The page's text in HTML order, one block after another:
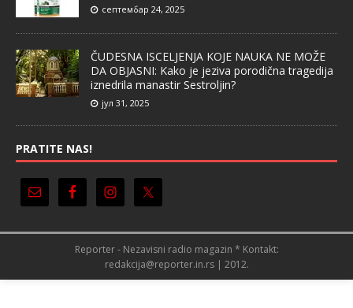
септембар 24, 2025
ČUDESNA ISCELJENJA KOJE NAUKA NE MOŽE
DA OBJASNI: Kako je jeziva porodična tragedija
iznedrila manastir Sestroljin?
јул 31, 2025
PRATITE NAS!
Reporter - Nezavisni radio magazin * Kontakt:
redakcija@reporter.in.rs | 2012.